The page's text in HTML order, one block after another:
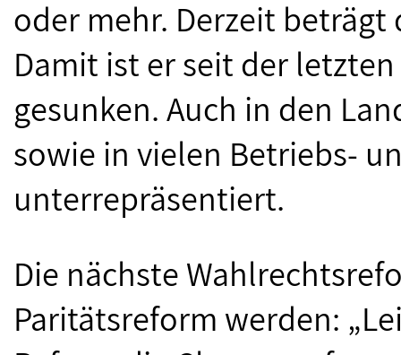
oder mehr. Derzeit
Damit ist er seit der
gesunken. Auch in den
sowie in vielen Betriebs-
unterrepräsentiert.
Die nächste
Paritätsreform werden: